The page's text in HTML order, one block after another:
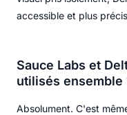
accessible et plus
Sauce Labs et
utilisés ensemble
Absolument. C'est